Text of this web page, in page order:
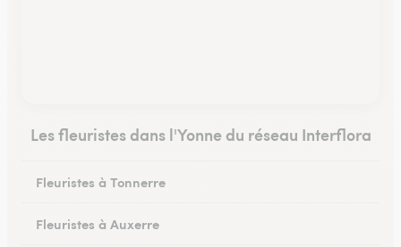
Les fleuristes dans l'Yonne du réseau Interflora
Fleuristes à Tonnerre
Fleuristes à Auxerre